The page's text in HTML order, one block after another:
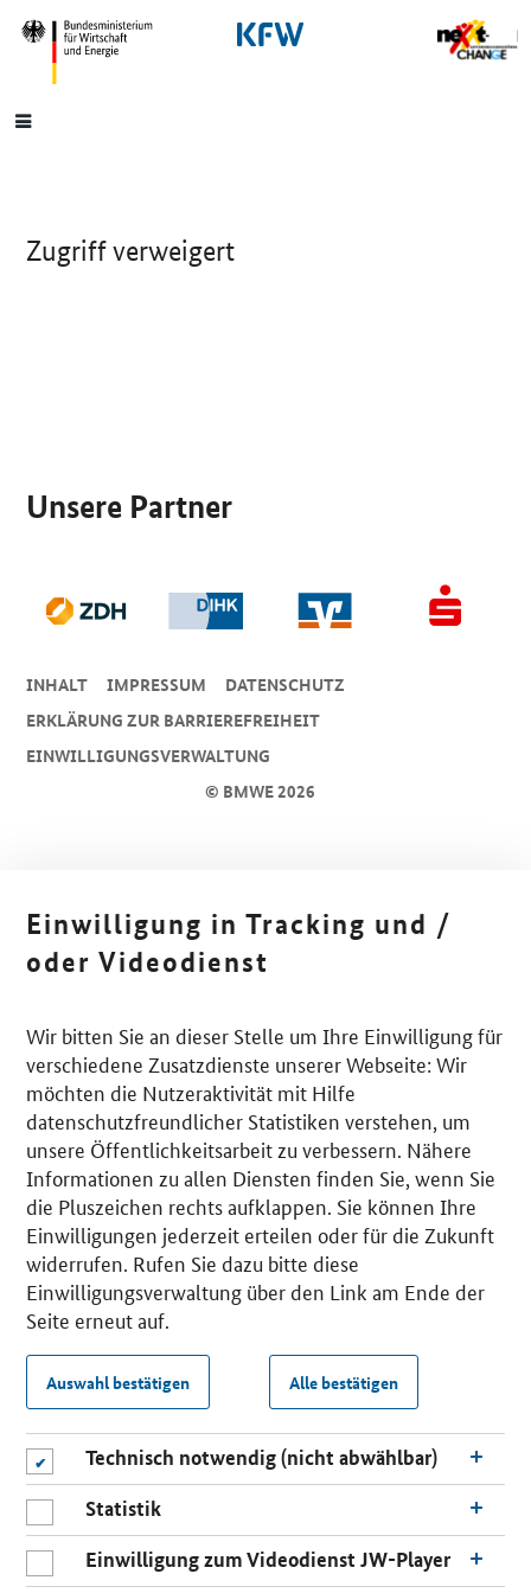
SrOnlyNavigation
Hauptmenü
Zugriff verweigert
Unsere Partner
© BMWE 2026
INHALT IMPRESSUM
DA­TEN­SCHUTZ
ERKLÄRUNG ZUR BARRIEREFREIHEIT
EINWILLIGUNGSVERWALTUNG
Einwilligung in Tracking und /
oder Videodienst
Wir bitten Sie an dieser Stelle um Ihre Einwilligung für
verschiedene Zusatzdienste unserer Webseite: Wir
möchten die Nutzeraktivität mit Hilfe
datenschutzfreundlicher Statistiken verstehen, um
unsere Öffentlichkeitsarbeit zu verbessern. Nähere
Informationen zu allen Diensten finden Sie, wenn Sie
die Pluszeichen rechts aufklappen. Sie können Ihre
Einwilligungen jederzeit erteilen oder für die Zukunft
widerrufen. Rufen Sie dazu bitte diese
Einwilligungsverwaltung über den Link am Ende der
Seite erneut auf.
Auswahl bestätigen Alle bestätigen
Technisch notwendig (nicht abwählbar)
Statistik
Einwilligung zum Videodienst JW-Player